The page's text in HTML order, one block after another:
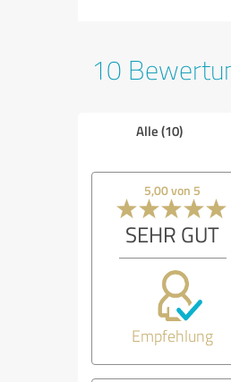
10
Alle (10)
5,00 von 5
SEHR GUT
Empfehlung